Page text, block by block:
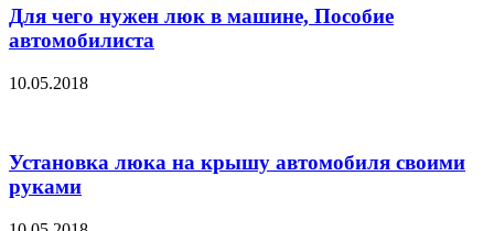
Для чего нужен люк в машине, Пособие
автомобилиста
10.05.2018
Установка люка на крышу автомобиля своими
руками